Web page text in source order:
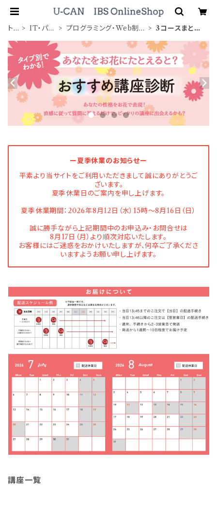
トッ
IT・パソ
プログラミング・Web制
3コースまとめ
ー夏季休業のお知らせー
平素より当サイトをご利用いただきまして誠にありがとうご
ざいます。
夏季休業日のご案内を申し上げます。
夏季休業期間：2026年8月12日（水）15時〜8月16日（日）
誠に勝手ながら上記期間中のお申込み・お問合せは
8月17日（月）より順次対応いたします。
お客様にはご迷惑をおかけいたしますが、何卒ご了承くださ
いますようお願い申し上げます。
講座一覧